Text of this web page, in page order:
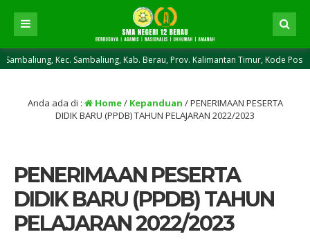
Kec. Sambaliung, Kab. Berau, Prov. Kalimantan Timur, Kode Pos 77371 ||
Anda ada di : Home/ Kepanduan /PENERIMAAN PESERTA
DIDIK BARU (PPDB) TAHUN PELAJARAN 2022/2023
PENERIMAAN PESERTA
DIDIK BARU (PPDB) TAHUN
PELAJARAN 2022/2023